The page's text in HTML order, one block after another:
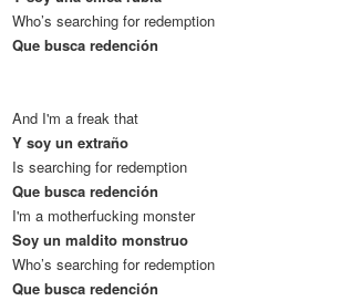
Who’s searching for redemption
Que busca redención
And I'm a freak that
Y soy un extraño
Is searching for redemption
Que busca redención
I'm a motherfucking monster
Soy un maldito monstruo
Who’s searching for redemption
Que busca redención